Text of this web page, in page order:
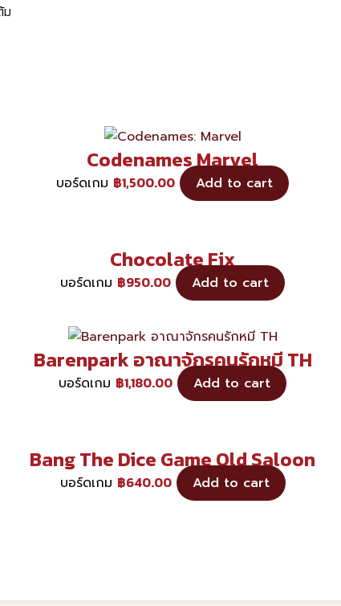
ม
Codenames Marvel
บอร์ดเกม ฿1,500.00 Add to cart
Chocolate Fix
บอร์ดเกม ฿950.00 Add to cart
Barenpark อาณาจักรคนรักหมี TH
บอร์ดเกม ฿1,180.00 Add to cart
Bang The Dice Game Old Saloon
บอร์ดเกม ฿640.00 Add to cart